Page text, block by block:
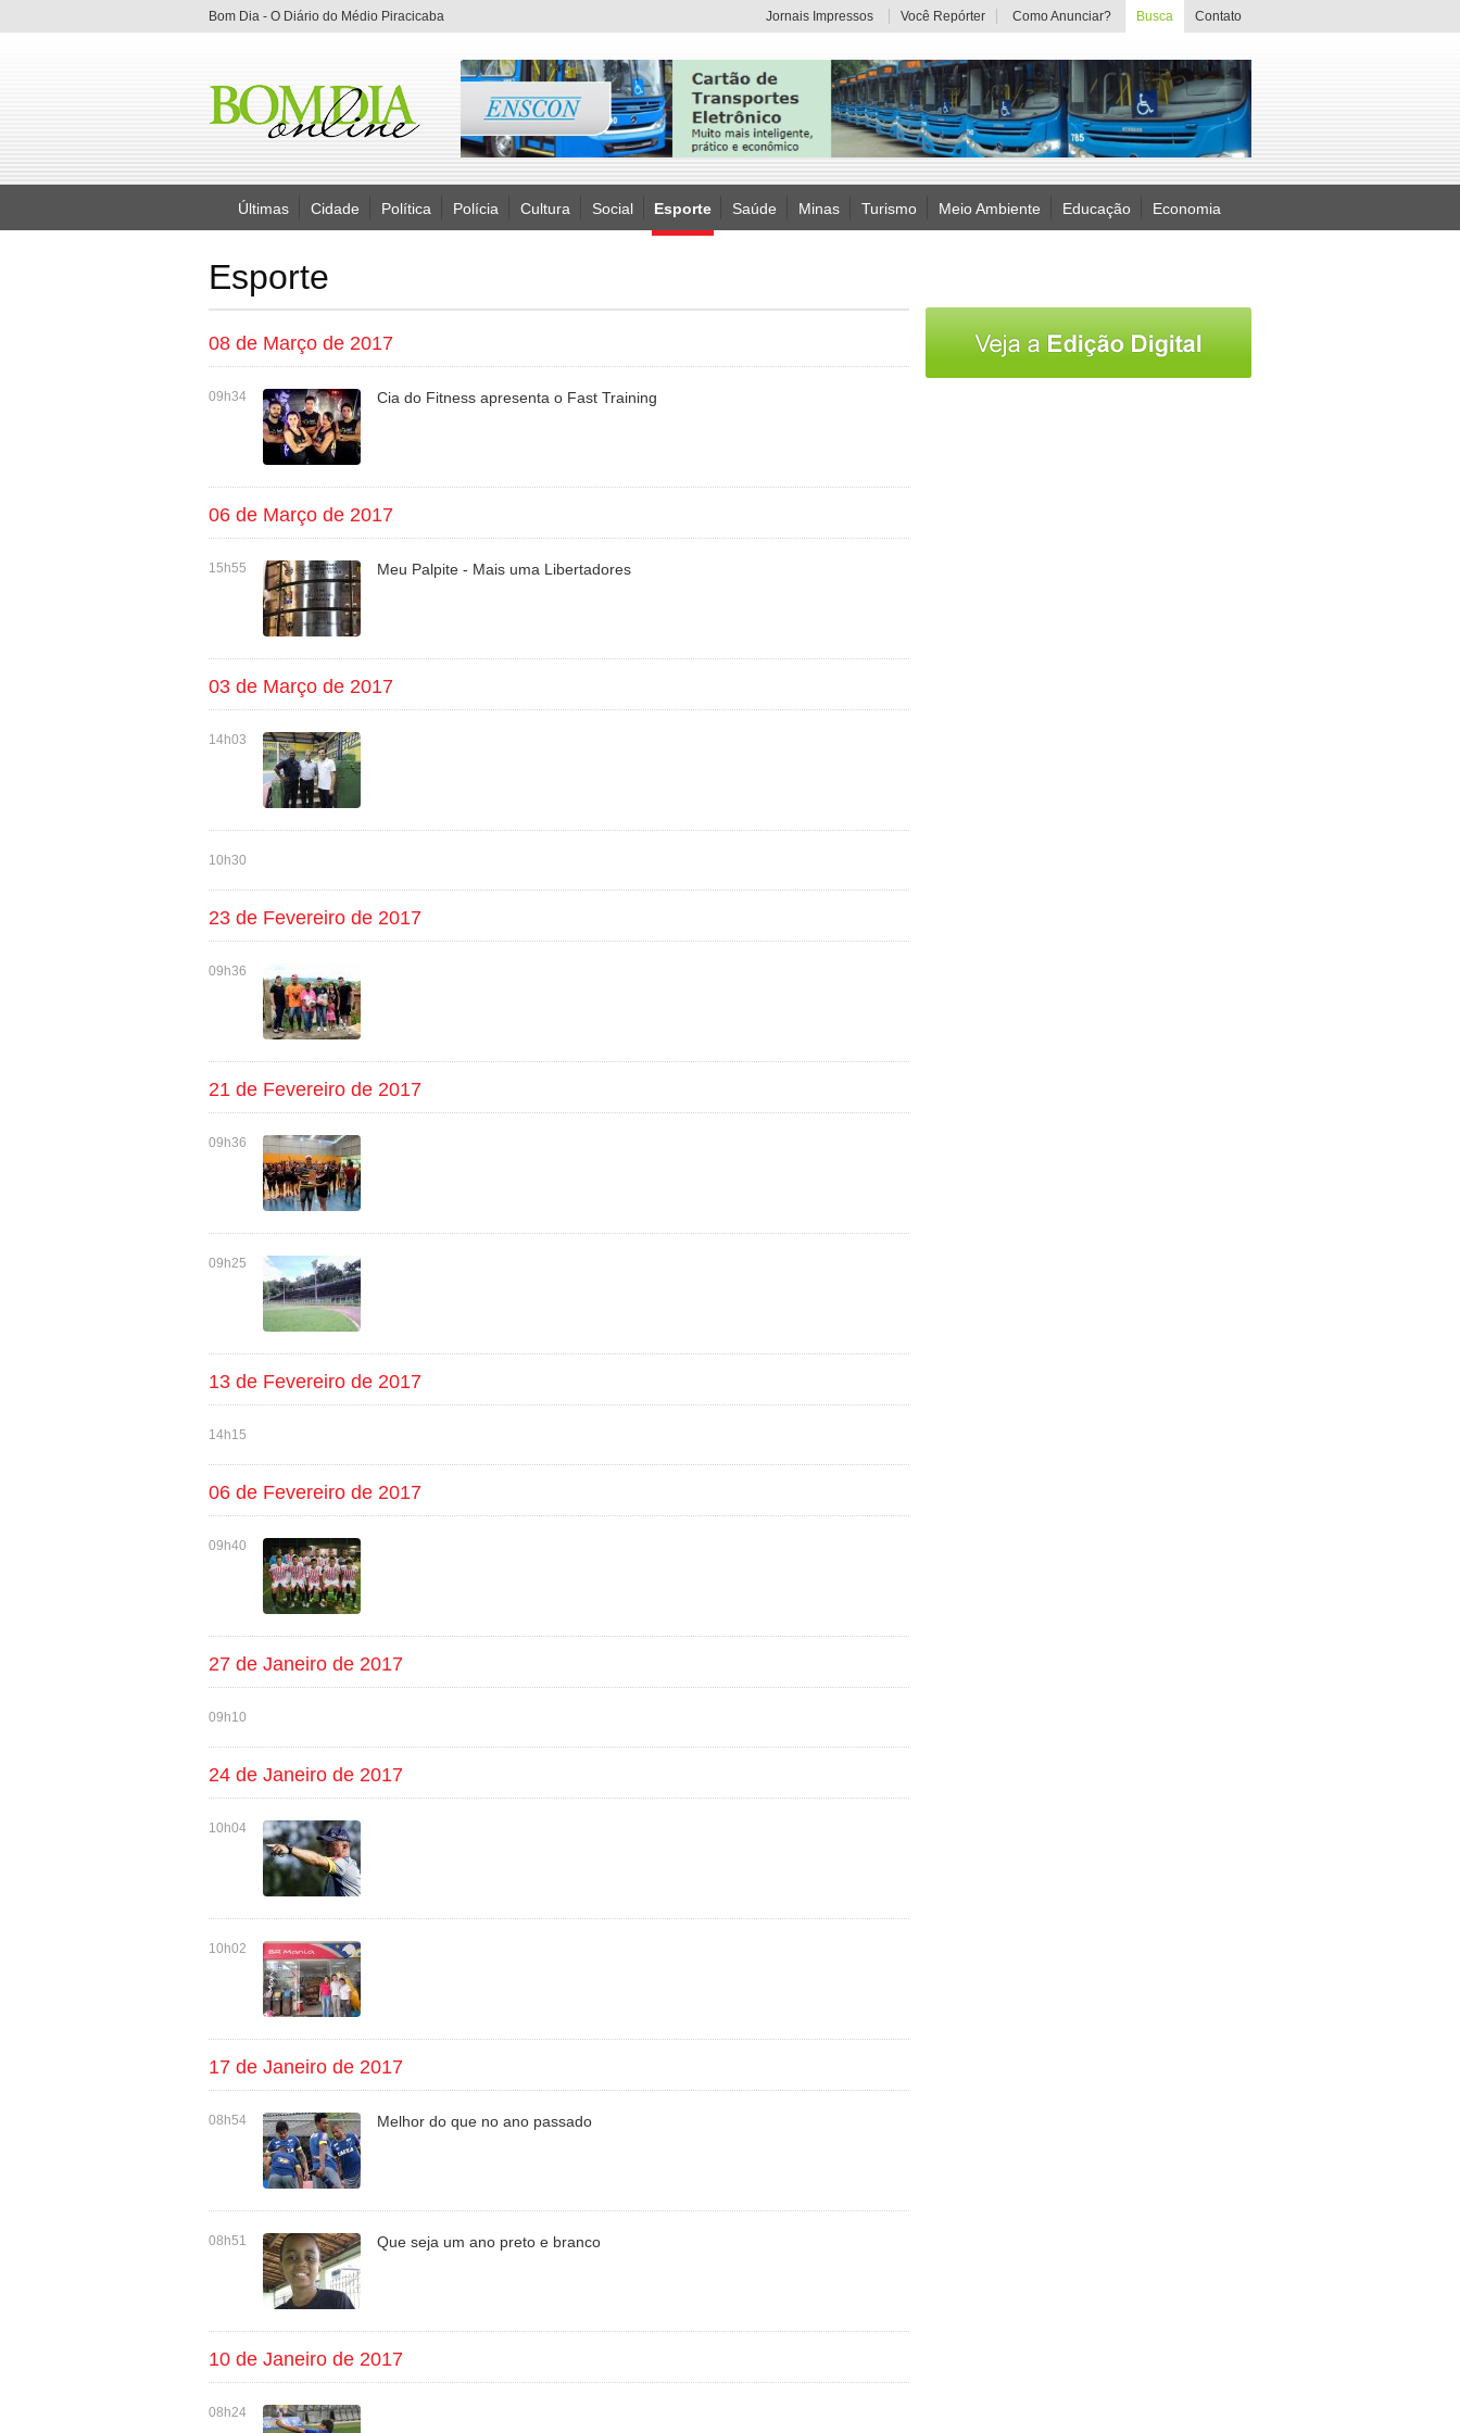
Bom Dia - O Diário do Médio Piracicaba Jornais Impressos Você Repórter Como Anunciar? Busca Contato
Últimas Cidade Política Polícia Cultura Social Esporte Saúde Minas Turismo Meio Ambiente Educação Economia
Esporte
08 de Março de 2017
09h34 Cia do Fitness apresenta o Fast Training
06 de Março de 2017
15h55 Meu Palpite - Mais uma Libertadores
03 de Março de 2017
14h03
10h30
23 de Fevereiro de 2017
09h36
21 de Fevereiro de 2017
09h36
09h25
13 de Fevereiro de 2017
14h15
06 de Fevereiro de 2017
09h40
27 de Janeiro de 2017
09h10
24 de Janeiro de 2017
10h04
10h02
17 de Janeiro de 2017
08h54 Melhor do que no ano passado
08h51 Que seja um ano preto e branco
10 de Janeiro de 2017
08h24